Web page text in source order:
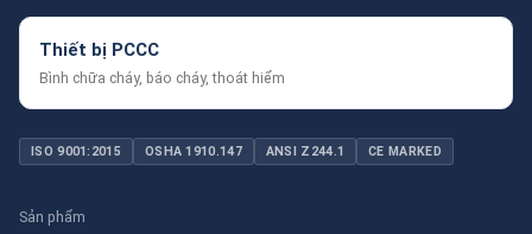
Thiết bị PCCC
Bình chữa cháy, báo cháy, thoát hiểm
ISO 9001:2015 OSHA 1910.147 ANSI Z244.1 CE MARKED
Sản phẩm